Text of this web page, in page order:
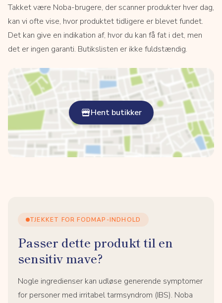
Takket være Noba-brugere, der scanner produkter hver dag,
kan vi ofte vise, hvor produktet tidligere er blevet fundet.
Det kan give en indikation af, hvor du kan få fat i det, men
det er ingen garanti. Butikslisten er ikke fuldstændig.
Hent butikker
TJEKKET FOR FODMAP-INDHOLD
Passer dette produkt til en
sensitiv mave?
Nogle ingredienser kan udløse generende symptomer
for personer med irritabel tarmsyndrom (IBS). Noba